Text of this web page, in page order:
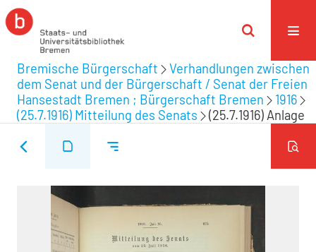
Bremische Bürgerschaft
Verhandlungen zwischen
dem Senat und der Bürgerschaft / Senat der Freien
Hansestadt Bremen ; Bürgerschaft Bremen
1916
(25.7.1916) Mitteilung des Senats
(25.7.1916) Anlage